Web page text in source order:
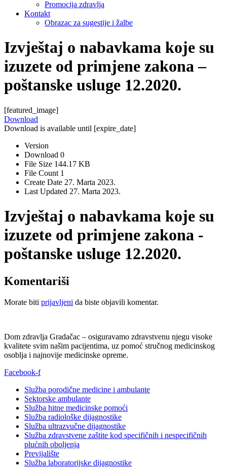
Promocija zdravlja
Kontakt
Obrazac za sugestije i žalbe
Izvještaj o nabavkama koje su
izuzete od primjene zakona –
poštanske usluge 12.2020.
[featured_image]
Download
Download is available until [expire_date]
Version
Download 0
File Size 144.17 KB
File Count 1
Create Date 27. Marta 2023.
Last Updated 27. Marta 2023.
Izvještaj o nabavkama koje su
izuzete od primjene zakona -
poštanske usluge 12.2020.
Komentariši
Morate biti prijavljeni da biste objavili komentar.
Dom zdravlja Gradačac – osiguravamo zdravstvenu njegu visoke
kvalitete svim našim pacijentima, uz pomoć stručnog medicinskog
osoblja i najnovije medicinske opreme.
Facebook-f
Služba porodične medicine i ambulante
Sektorske ambulante
Služba hitne medicinske pomoći
Služba radiološke dijagnostike
Služba ultrazvučne dijagnostike
Služba zdravstvene zaštite kod specifičnih i nespecifičnih
plućnih oboljenja
Previjalište
Služba laboratorijske dijagnostike